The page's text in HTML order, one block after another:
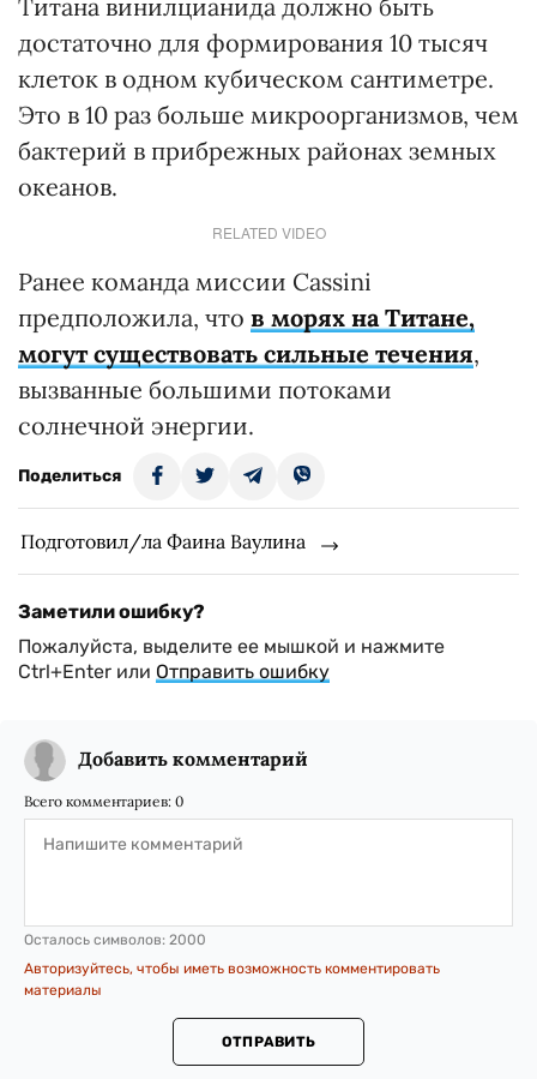
Титана винилцианида должно быть
достаточно для формирования 10 тысяч
клеток в одном кубическом сантиметре.
Это в 10 раз больше микроорганизмов, чем
бактерий в прибрежных районах земных
океанов.
RELATED VIDEO
Ранее команда миссии Cassini
предположила, что в морях на Титане,
могут существовать сильные течения,
вызванные большими потоками
солнечной энергии.
Поделиться
Подготовил/ла Фаина Ваулина
Заметили ошибку?
Пожалуйста, выделите ее мышкой и нажмите
Ctrl+Enter или Отправить ошибку
Добавить комментарий
Всего комментариев: 0
Осталось символов: 2000
Авторизуйтесь, чтобы иметь возможность комментировать
материалы
ОТПРАВИТЬ